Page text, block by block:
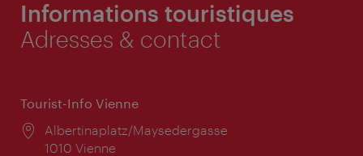
Informations touristiques
Adresses & contact
Tourist-Info Vienne
Lieu:
Albertinaplatz/Maysedergasse
1010 Vienne